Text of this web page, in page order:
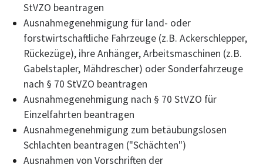
StVZO beantragen
Ausnahmegenehmigung für land- oder
forstwirtschaftliche Fahrzeuge (z.B. Ackerschlepper,
Rückezüge), ihre Anhänger, Arbeitsmaschinen (z.B.
Gabelstapler, Mähdrescher) oder Sonderfahrzeuge
nach § 70 StVZO beantragen
Ausnahmegenehmigung nach § 70 StVZO für
Einzelfahrten beantragen
Ausnahmegenehmigung zum betäubungslosen
Schlachten beantragen ("Schächten")
Ausnahmen von Vorschriften der